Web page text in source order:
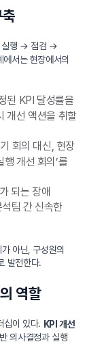
실행 → 점검 →
서는 현장에서의
된 KPI 달성률을
개선 액션을 취할
회의 대신, 현장
개선 회의’를
되는 장애
팀 간 신속한
아닌, 구성원의
발전한다.
역할
십이 있다. KPI 개선
의사결정과 실행